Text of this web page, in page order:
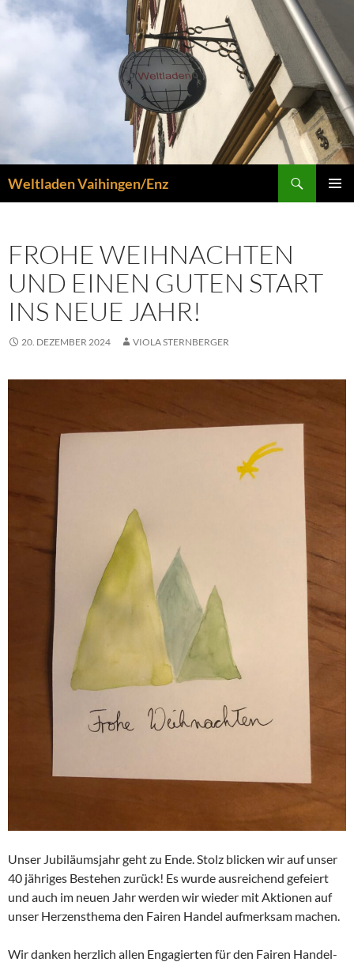
Zum
Inhalt
Weltladen Vaihingen/Enz
FROHE WEIHNACHTEN
UND EINEN GUTEN START
INS NEUE JAHR!
20. DEZEMBER 2024 VIOLA STERNBERGER
Unser Jubiläumsjahr geht zu Ende. Stolz blicken wir auf unser
40 jähriges Bestehen zurück! Es wurde ausreichend gefeiert
und auch im neuen Jahr werden wir wieder mit Aktionen auf
unser Herzensthema den Fairen Handel aufmerksam machen.
Wir danken herzlich allen Engagierten für den Fairen Handel-